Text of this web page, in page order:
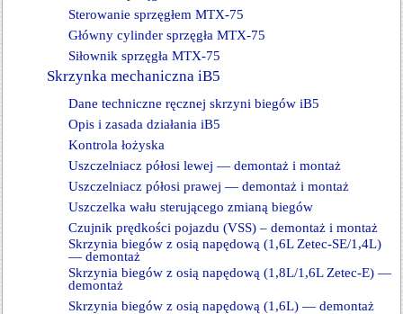
Sterowanie sprzęgłem MTX-75
Główny cylinder sprzęgła MTX-75
Siłownik sprzęgła MTX-75
Skrzynka mechaniczna iB5
Dane techniczne ręcznej skrzyni biegów iB5
Opis i zasada działania iB5
Kontrola łożyska
Uszczelniacz półosi lewej — demontaż i montaż
Uszczelniacz półosi prawej — demontaż i montaż
Uszczelka wału sterującego zmianą biegów
Czujnik prędkości pojazdu (VSS) – demontaż i montaż
Skrzynia biegów z osią napędową (1,6L Zetec-SE/1,4L)
— demontaż
Skrzynia biegów z osią napędową (1,8L/1,6L Zetec-E) —
demontaż
Skrzynia biegów z osią napędową (1,6L) — demontaż